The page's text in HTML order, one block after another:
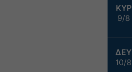
ΚΥΡ
9/8
ΔΕΥ
10/8